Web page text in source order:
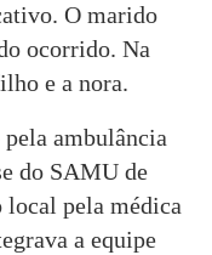
O marido
ocorrido. Na
e a nora.
ambulância
do SAMU de
pela médica
a equipe